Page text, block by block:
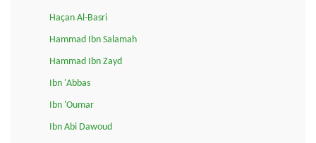
Haçan Al-Basri
Hammad Ibn Salamah
Hammad Ibn Zayd
Ibn 'Abbas
Ibn 'Oumar
Ibn Abi Dawoud